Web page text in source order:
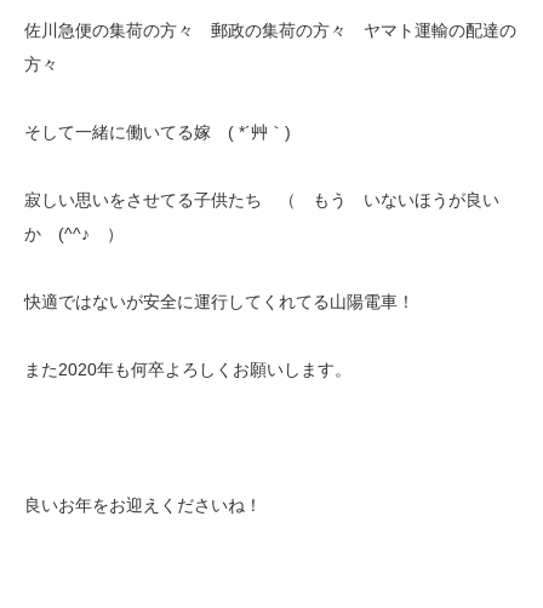
佐川急便の集荷の方々 郵政の集荷の方々 ヤマト運輸の配達の
方々
そして一緒に働いてる嫁 ( *´艸｀)
寂しい思いをさせてる子供たち （ もう いないほうが良い
か (^^♪ ）
快適ではないが安全に運行してくれてる山陽電車！
また2020年も何卒よろしくお願いします。
良いお年をお迎えくださいね！